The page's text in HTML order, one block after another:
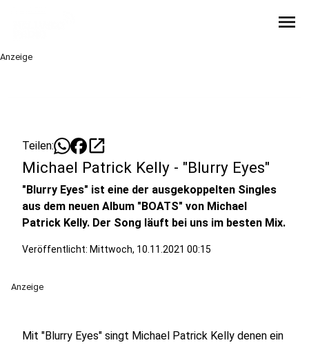
menu
Anzeige
Teilen: open_in_new
Michael Patrick Kelly - "Blurry Eyes"
"Blurry Eyes" ist eine der ausgekoppelten Singles
aus dem neuen Album "BOATS" von Michael
Patrick Kelly. Der Song läuft bei uns im besten Mix.
Veröffentlicht: Mittwoch, 10.11.2021 00:15
Anzeige
Mit "Blurry Eyes" singt Michael Patrick Kelly denen ein